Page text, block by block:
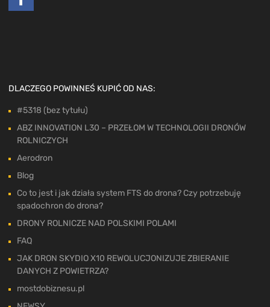
DLACZEGO POWINNEŚ KUPIĆ OD NAS:
#5318 (bez tytułu)
ABZ INNOVATION L30 – PRZEŁOM W TECHNOLOGII DRONÓW
ROLNICZYCH
Aerodron
Blog
Co to jest i jak działa system FTS do drona? Czy potrzebuję
spadochron do drona?
DRONY ROLNICZE NAD POLSKIMI POLAMI
FAQ
JAK DRON SKYDIO X10 REWOLUCJONIZUJE ZBIERANIE
DANYCH Z POWIETRZA?
mostdobiznesu.pl